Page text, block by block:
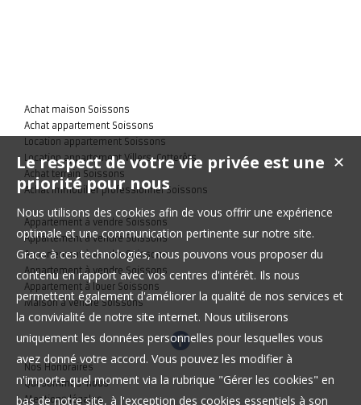
Achat maison Soissons
Achat appartement Soissons
Location appartement Soissons
Location appartement Villers-Cotterêts
Achat terrain Soissons
Achat immobilier professionnel Soissons
Appartement à vendre Soissons
Appartement à vendre Soissons
Appartement à vendre Soissons
Appartement à vendre Soissons
Appartement à louer Soissons
Maison à vendre Soissons
Nos Honoraires
Qui sommes-nous
Mentions légales
✕
Le respect de votre vie privée est une
priorité pour nous
Nous utilisons des cookies afin de vous offrir une expérience
optimale et une communication pertinente sur notre site.
Grace à ces technologies, nous pouvons vous proposer du
contenu en rapport avec vos centres d'intérêt. Ils nous
permettent également d'améliorer la qualité de nos services et
la convivialité de notre site internet. Nous utiliserons
uniquement les données personnelles pour lesquelles vous
avez donné votre accord. Vous pouvez les modifier à
n'importe quel moment via la rubrique "Gérer les cookies" en
bas de notre site, à l'exception des cookies essentiels à son